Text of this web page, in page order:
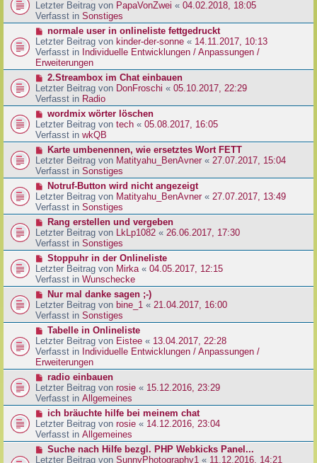
r
a
g
e
i
r
a
g
e
u
e
r
B
e
i
r
a
g
Letzter Beitrag von PapaVonZwei « 04.02.2018, 18:05
Verfasst in Sonstiges
N
e
u
e
r
B
e
i
r
a
g
normale user in onlineliste fettgedruckt
Letzter Beitrag von kinder-der-sonne « 14.11.2017, 10:13
Verfasst in Individuelle Entwicklungen / Anpassungen /
Erweiterungen
N
e
u
e
r
B
e
t
r
a
g
2.Streambox im Chat einbauen
Letzter Beitrag von DonFroschi « 05.10.2017, 22:29
Verfasst in Radio
N
e
u
e
r
B
e
t
r
a
g
wordmix wörter löschen
Letzter Beitrag von tech « 05.08.2017, 16:05
Verfasst in wkQB
N
e
u
e
r
B
e
t
r
a
g
Karte umbenennen, wie ersetztes Wort FETT
Letzter Beitrag von Matityahu_BenAvner « 27.07.2017, 15:04
Verfasst in Sonstiges
N
e
u
e
r
B
e
t
r
a
g
Notruf-Button wird nicht angezeigt
Letzter Beitrag von Matityahu_BenAvner« 27.07.2017, 13:49
Verfasst in Sonstiges
N
e
u
e
r
B
e
t
r
a
g
Rang erstellen und vergeben
Letzter Beitrag von LkLp1082 « 26.06.2017, 17:30
Verfasst in Sonstiges
N
e
u
e
r
B
e
t
r
a
g
Stoppuhr in der Onlineliste
Letzter Beitrag von Mirka« 04.05.2017, 12:15
Verfasst in Wunschecke
N
e
u
e
r
B
e
i
r
a
g
Nur mal danke sagen ;-)
Letzter Beitrag von bine_1 « 21.04.2017, 16:00
Verfasst in Sonstiges
N
e
u
e
r
B
e
i
r
a
g
Tabelle in Onlineliste
Letzter Beitrag von Eistee « 13.04.2017, 22:28
Verfasst in Individuelle Entwicklungen / Anpassungen /
Erweiterungen
N
e
u
e
r
B
e
radio einbauen
Letzter Beitrag von rosie « 15.12.2016, 23:29
Verfasst in Allgemeines
N
e
u
e
r
ich bräuchte hilfe bei meinem chat
Letzter Beitrag von rosie « 14.12.2016, 23:04
Verfasst in Allgemeines
N
e
Suche nach Hilfe bezgl. PHP Webkicks Panel...
Letzter Beitrag von SunnyPhotography1 « 11.12.2016, 14:21